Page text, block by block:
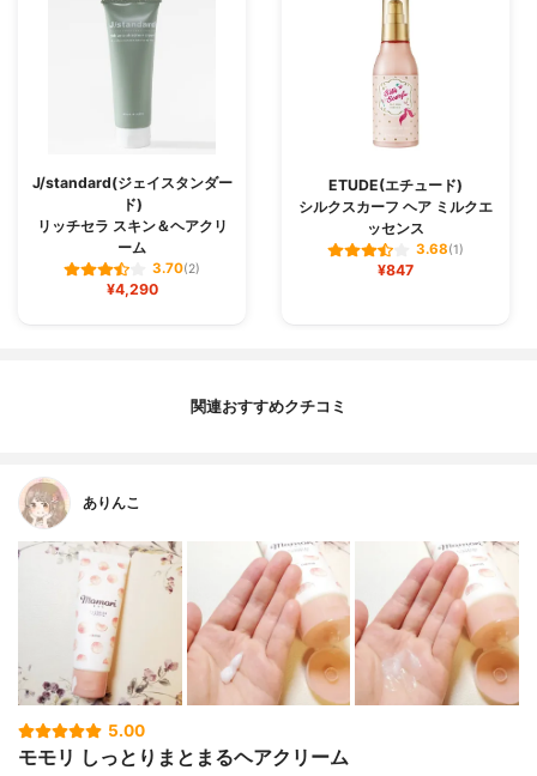
J/standard(ジェイスタンダー
ド)
リッチセラ スキン＆ヘアクリ
ーム
3.70(2)
¥4,290
ETUDE(エチュード)
シルクスカーフ ヘア ミルクエ
ッセンス
3.68(1)
¥847
関連おすすめクチコミ
ありんこ
5.00
モモリ しっとりまとまるヘアクリーム